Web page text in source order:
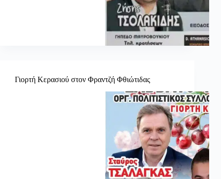
Γιορτή Κερασιού στον Φραντζή Φθιώτιδας